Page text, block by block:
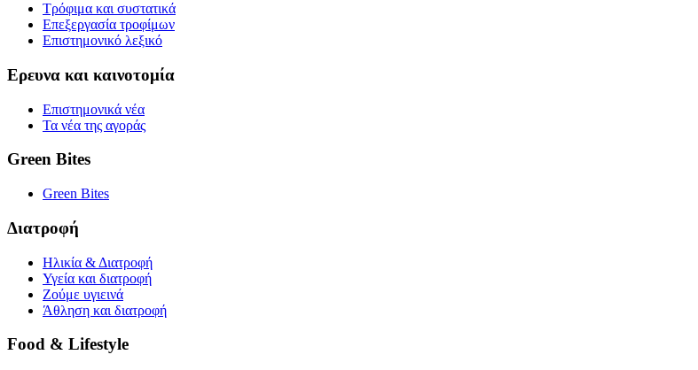
Τρόφιμα και συστατικά
Επεξεργασία τροφίμων
Επιστημονικό λεξικό
Ερευνα και καινοτομία
Επιστημονικά νέα
Τα νέα της αγοράς
Green Bites
Green Bites
Διατροφή
Ηλικία & Διατροφή
Υγεία και διατροφή
Ζούμε υγιεινά
Άθληση και διατροφή
Food & Lifestyle